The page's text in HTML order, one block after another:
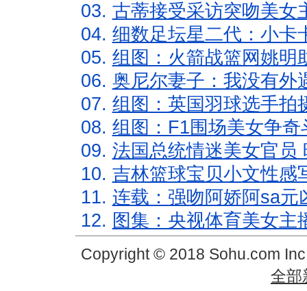
03. 古蒂接受采访突吻美女
04. 细数足坛星二代：小卡
05. 组图：火箭战篮网姚明
06. 奥尼尔妻子：我没有外
07. 组图：英国羽球选手拍
08. 组图：F1围场美女争
09. 法国总统情迷美女官员
10. 吉林篮球宝贝小文性感
11. 连载：强吻阿娇阿sa元
12. 图集：央视体育美女主
Copyright © 2018 Sohu.com
全部